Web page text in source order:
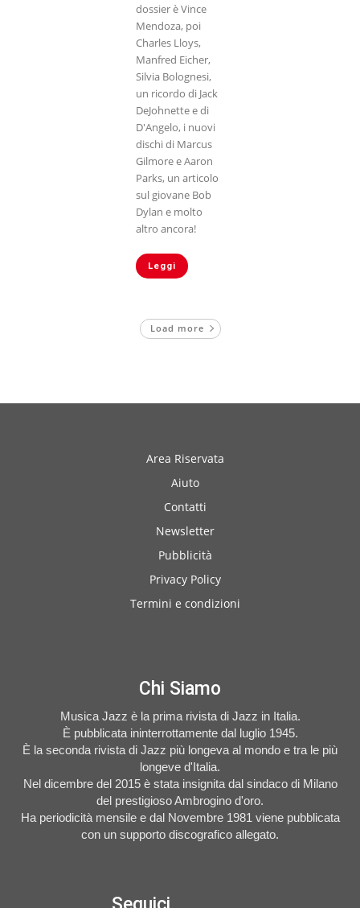
dossier è Vince
Mendoza, poi
Charles Lloys,
Manfred Eicher,
Silvia Bolognesi,
un ricordo di Jack
DeJohnette e di
D'Angelo, i nuovi
dischi di Marcus
Gilmore e Aaron
Parks, un articolo
sul giovane Bob
Dylan e molto
altro ancora!
Leggi
Load more
Area Riservata
Aiuto
Contatti
Newsletter
Pubblicità
Privacy Policy
Termini e condizioni
Chi Siamo
Musica Jazz è la prima rivista di Jazz in Italia.
È pubblicata ininterrottamente dal luglio 1945.
È la seconda rivista di Jazz più longeva al mondo e tra le più
longeve d'Italia.
Nel dicembre del 2015 è stata insignita dal sindaco di Milano
del prestigioso Ambrogino d'oro.
Ha periodicità mensile e dal Novembre 1981 viene pubblicata
con un supporto discografico allegato.